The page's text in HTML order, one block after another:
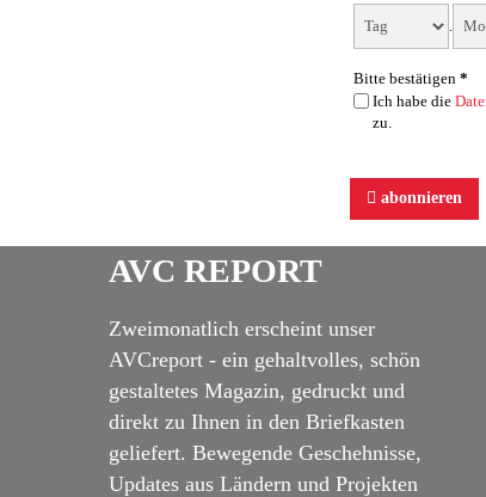
Bitte bestätigen *
Ich habe die
zu.
abonnieren
AVC REPORT
Zweimonatlich erscheint unser
AVCreport - ein gehaltvolles, schön
gestaltetes Magazin, gedruckt und
direkt zu Ihnen in den Briefkasten
geliefert. Bewegende Geschehnisse,
Updates aus Ländern und Projekten